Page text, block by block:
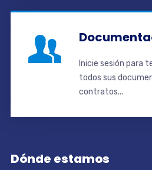
Inicie sesión para
todos sus
contratos...
Dónde estamos